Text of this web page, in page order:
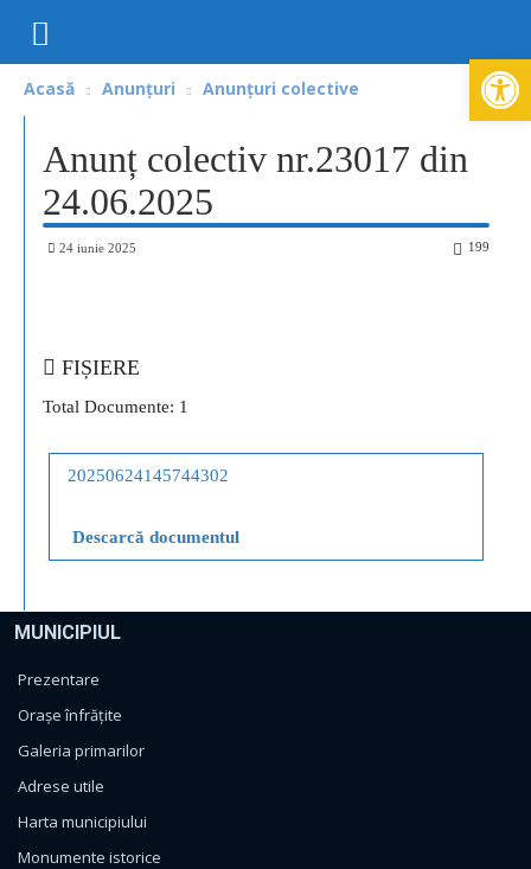
Acasă Anunțuri Anunțuri colective
Anunț colectiv nr.23017 din
24.06.2025
24 iunie 2025 199
FIȘIERE
Total Documente: 1
20250624145744302
Descarcă documentul
MUNICIPIUL
Prezentare
Orașe înfrățite
Galeria primarilor
Adrese utile
Harta municipiului
Monumente istorice
Deschide